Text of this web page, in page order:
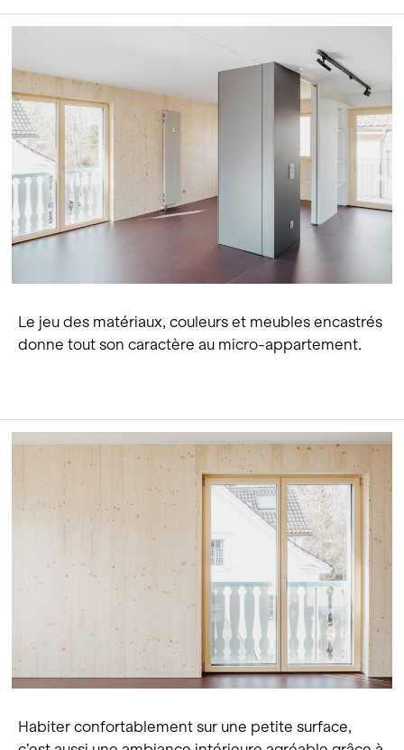
Le jeu des matériaux, couleurs et meubles encastrés
donne tout son caractère au micro-appartement.
Habiter confortablement sur une petite surface,